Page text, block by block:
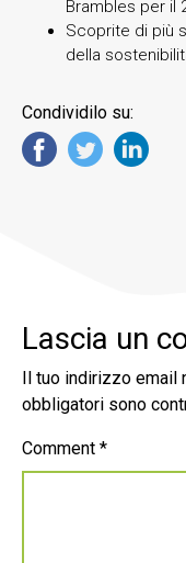
Brambles per il
Scoprite di più
della
Condividilo su:
Lascia un
Il tuo indirizzo email
obbligatori sono
Comment *